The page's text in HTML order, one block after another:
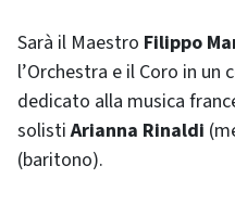
Sarà il Maestro Filippo
l’Orchestra e il Coro in
dedicato alla musica
solistiArianna Rinaldi
(baritono).